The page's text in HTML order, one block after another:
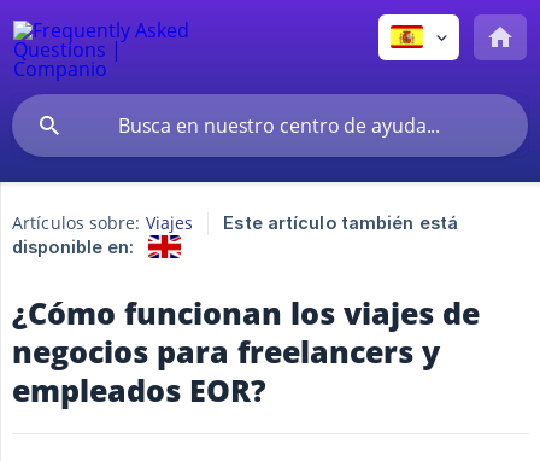
Artículos sobre: Viajes
Este artículo también está
disponible en:
¿Cómo funcionan los viajes de
negocios para freelancers y
empleados EOR?